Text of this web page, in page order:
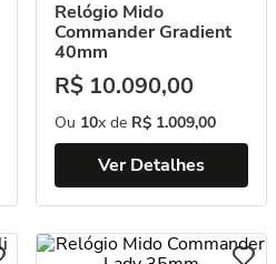
Relógio Mido
Commander Gradient
40mm
R$ 10.090,00
Ou 10x de R$ 1.009,00
Ver Detalhes